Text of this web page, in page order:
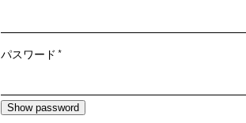
パスワード*必